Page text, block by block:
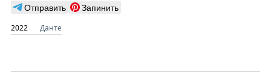
Отправить Запинить
2022 Данте